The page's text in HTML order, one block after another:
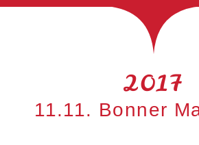
2017
11.11. Bonner